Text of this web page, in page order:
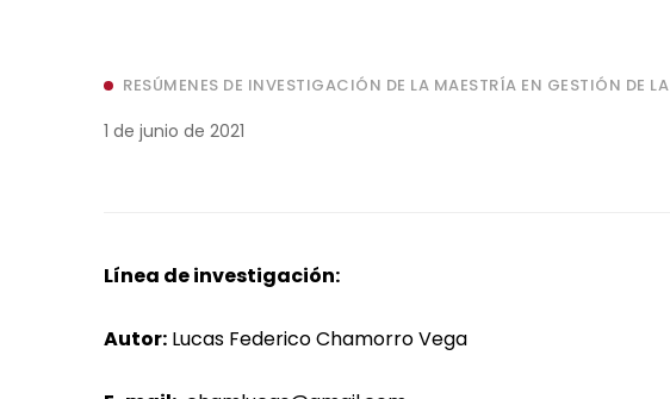
RESÚMENES DE INVESTIGACIÓN DE LA MAESTRÍA EN GESTIÓN DE
1 de junio de 2021
Línea de investigación:
Autor: Lucas Federico Chamorro Vega